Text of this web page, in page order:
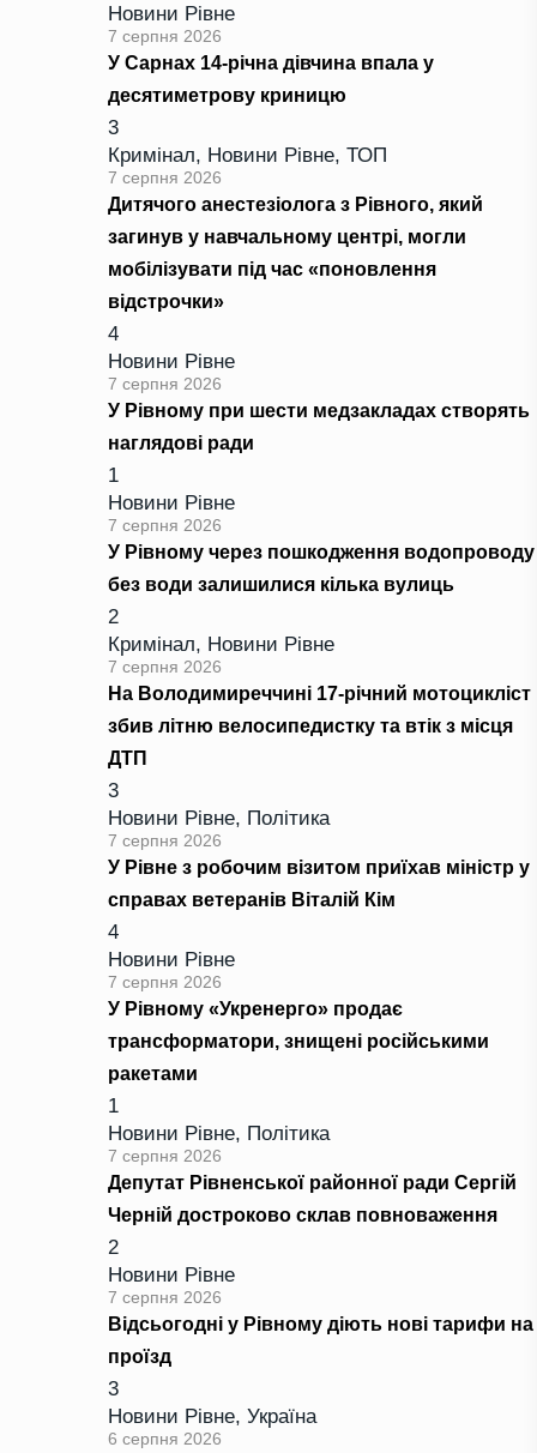
Новини Рівне
7 серпня 2026
У Сарнах 14-річна дівчина впала у
десятиметрову криницю
3
Кримінал, Новини Рівне, ТОП
7 серпня 2026
Дитячого анестезіолога з Рівного, який
загинув у навчальному центрі, могли
мобілізувати під час «поновлення
відстрочки»
4
Новини Рівне
7 серпня 2026
У Рівному при шести медзакладах створять
наглядові ради
1
Новини Рівне
7 серпня 2026
У Рівному через пошкодження водопроводу
без води залишилися кілька вулиць
2
Кримінал, Новини Рівне
7 серпня 2026
На Володимиреччині 17-річний мотоцикліст
збив літню велосипедистку та втік з місця
ДТП
3
Новини Рівне, Політика
7 серпня 2026
У Рівне з робочим візитом приїхав міністр у
справах ветеранів Віталій Кім
4
Новини Рівне
7 серпня 2026
У Рівному «Укренерго» продає
трансформатори, знищені російськими
ракетами
1
Новини Рівне, Політика
7 серпня 2026
Депутат Рівненської районної ради Сергій
Черній достроково склав повноваження
2
Новини Рівне
7 серпня 2026
Відсьогодні у Рівному діють нові тарифи на
проїзд
3
Новини Рівне, Україна
6 серпня 2026